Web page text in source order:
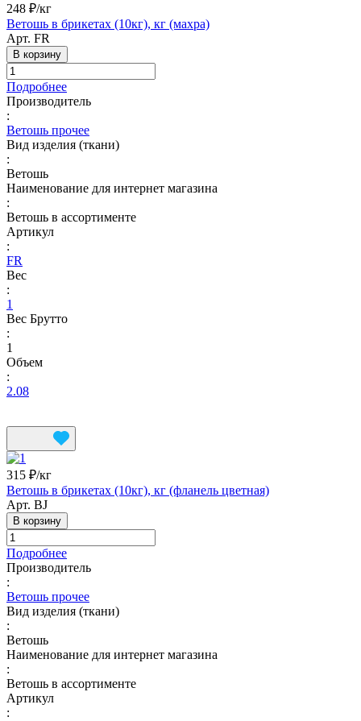
248 ₽/кг
Ветошь в брикетах (10кг), кг (махра)
Арт. FR
В корзину
Подробнее
Производитель
:
Ветошь прочее
Вид изделия (ткани)
:
Ветошь
Наименование для интернет магазина
:
Ветошь в ассортименте
Артикул
:
FR
Вес
:
1
Вес Брутто
:
1
Объем
:
2.08
315 ₽/кг
Ветошь в брикетах (10кг), кг (фланель цветная)
Арт. BJ
В корзину
Подробнее
Производитель
:
Ветошь прочее
Вид изделия (ткани)
:
Ветошь
Наименование для интернет магазина
:
Ветошь в ассортименте
Артикул
: